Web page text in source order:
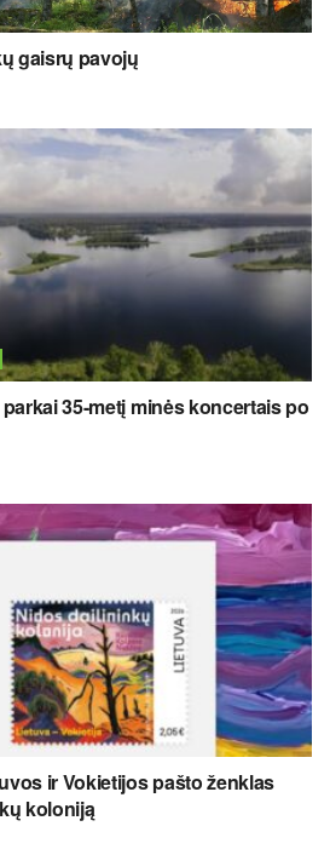
gaisrų pavojų
35-metį minės koncertais po
ir Vokietijos pašto ženklas
koloniją